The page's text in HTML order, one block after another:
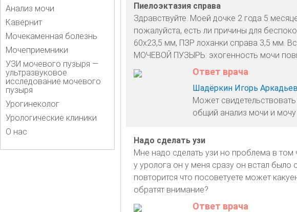
Анализ мочи
Кавернит
Мочекаменная болезнь
Мочеприемники
УЗИ мочевого пузыря —
ультразвуковое
исследование мочевого
пузыря
Урогинеколог
Урологические клиники
О нас
Пиелоэктазия справа
Здравствуйте. Моей дочке 2 года 5
пожалуйста, есть ли причины для
60х23,5 мм, ПЗР лоханки справа 3,5 мм.
МОЧЕВОЙ ПУЗЫРЬ: эхогенность мочи
Ответ врача
Шадёркин Игорь
Может
общий анализ мочи и
Надо сделать узи
Мне надо сделать узи но проблема в том
у уролога он у меня сразу он встал было
повторится что посоветуете может
обратят внимание?
Ответ врача